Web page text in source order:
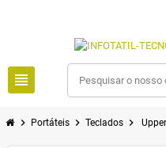
view_headline
chevron_right Portáteis chevron_right Teclados chevron_right